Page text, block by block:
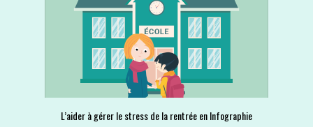
L’aider à gérer le stress de la rentrée en Infographie